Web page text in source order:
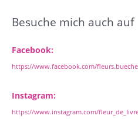
Besuche mich auch auf
Facebook:
https://www.facebook.com/
Instagram:
https://www.instagram.com/